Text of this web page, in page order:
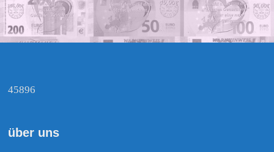
45896
über uns